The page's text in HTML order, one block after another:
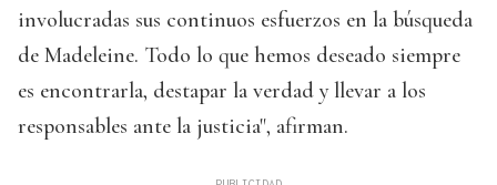
involucradas sus continuos esfuerzos en la búsqueda
de Madeleine. Todo lo que hemos deseado siempre
es encontrarla, destapar la verdad y llevar a los
responsables ante la justicia", afirman.